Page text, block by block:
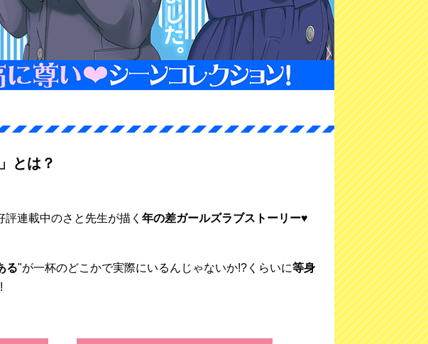
とは？
評連載中のさと先生が描く 年の差ガールズラブストーリー♥
る"が一杯のどこかで実際にいるんじゃないか!?くらいに等身